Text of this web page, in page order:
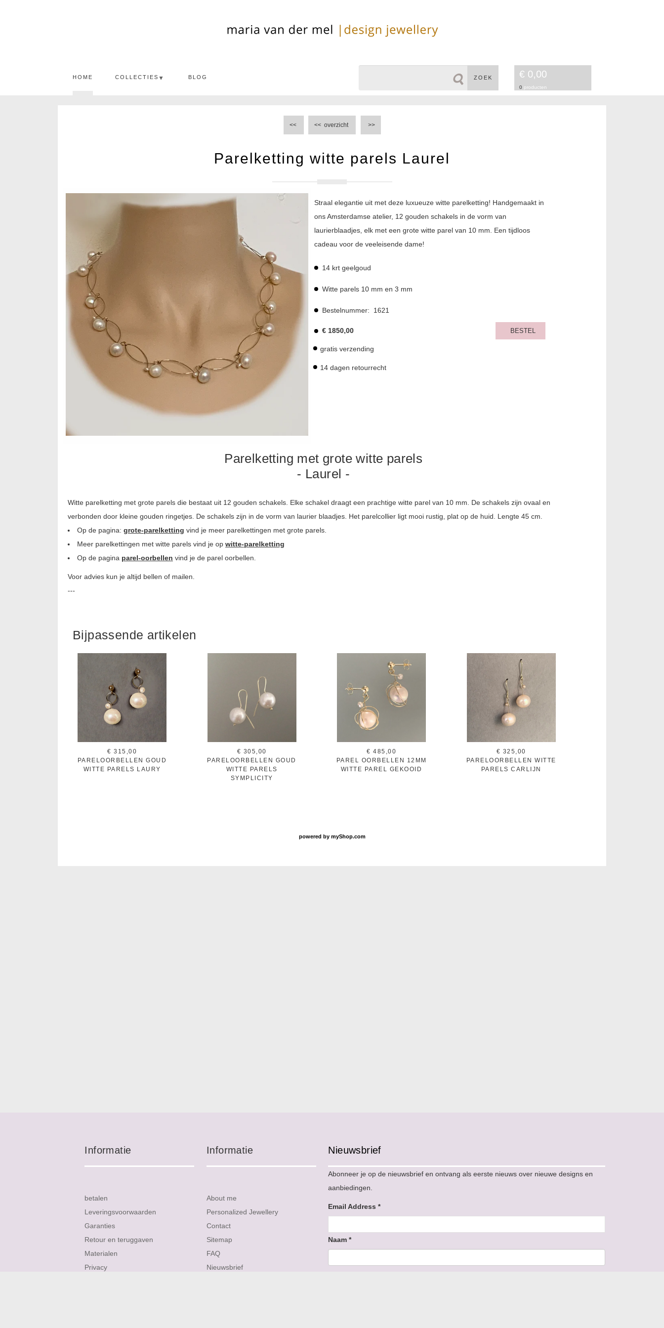
HOME COLLECTIES ▼ BLOG € 0,00
0 producten
ZOEK
<< << overzicht >>
Parelketting witte parels Laurel
Straal elegantie uit met deze luxueuze witte parelketting! Handgemaakt in
ons Amsterdamse atelier, 12 gouden schakels in de vorm van
laurierblaadjes, elk met een grote witte parel van 10 mm. Een tijdloos
cadeau voor de veeleisende dame!
14 krt geelgoud
Witte parels 10 mm en 3 mm
Bestelnummer: 1621
€ 1850,00 BESTEL
gratis verzending
14 dagen retourrecht
Parelketting met grote witte parels
- Laurel -
Witte parelketting met grote parels die bestaat uit 12 gouden schakels. Elke schakel draagt een prachtige witte parel van 10 mm. De schakels zijn ovaal en
verbonden door kleine gouden ringetjes. De schakels zijn in de vorm van laurier blaadjes. Het parelcollier ligt mooi rustig, plat op de huid. Lengte 45 cm.
Op de pagina: grote-parelketting vind je meer parelkettingen met grote parels.
Meer parelkettingen met witte parels vind je op witte-parelketting
Op de pagina parel-oorbellen vind je de parel oorbellen.
Voor advies kun je altijd bellen of mailen.
---
Bijpassende artikelen
€ 315,00
PARELOORBELLEN GOUD
WITTE PARELS LAURY
€ 305,00
PARELOORBELLEN GOUD
WITTE PARELS
SYMPLICITY
€ 485,00
PAREL OORBELLEN 12MM
WITTE PAREL GEKOOID
€ 325,00
PARELOORBELLEN WITTE
PARELS CARLIJN
powered by myShop.com
Informatie
betalen
Leveringsvoorwaarden
Garanties
Retour en teruggaven
Materialen
Privacy
Informatie
About me
Personalized Jewellery
Contact
Sitemap
FAQ
Nieuwsbrief
Nieuwsbrief
Abonneer je op de nieuwsbrief en ontvang als eerste nieuws over nieuwe designs en
aanbiedingen.
Email Address*
Naam*